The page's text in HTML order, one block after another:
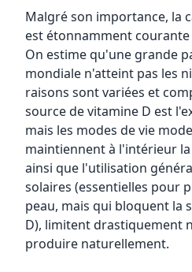
Malgré son importance, la
est étonnamment
On estime qu'une grande
mondiale n'atteint pas les
raisons sont variées et
source de vitamine D est
mais les modes de vie
maintiennent à l'intérieur
ainsi que l'utilisation
solaires (essentielles pour
peau, mais qui bloquent la
D), limitent drastiquement
produire naturellement.